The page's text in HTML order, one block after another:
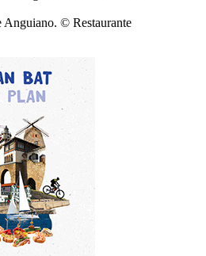
Anguiano. © Restaurante